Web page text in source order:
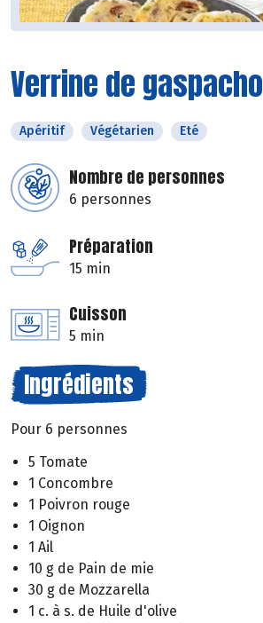
Verrine de gaspacho
Apéritif Végétarien Eté
Nombre de personnes
6 personnes
Préparation
15 min
Cuisson
5 min
Ingrédients
Pour 6 personnes
5 Tomate
1 Concombre
1 Poivron rouge
1 Oignon
1 Ail
10 g de Pain de mie
30 g de Mozzarella
1 c. à s. de Huile d'olive